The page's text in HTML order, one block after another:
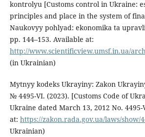
kontrolyu [Customs control in Ukraine:
principles and place in the system of
Naukovyy pohlyad: ekonomika ta
pp. 144–153. Available at:
http://www.scientificview.umsf.in.ua/
(in Ukrainian)
Mytnyy kodeks Ukrayiny: Zakon
№ 4495-VI. (2023). [Customs Code of
Ukraine dated March 13, 2012 No. 4495-
at: https://zakon.rada.gov.ua/laws/show/
Ukrainian)